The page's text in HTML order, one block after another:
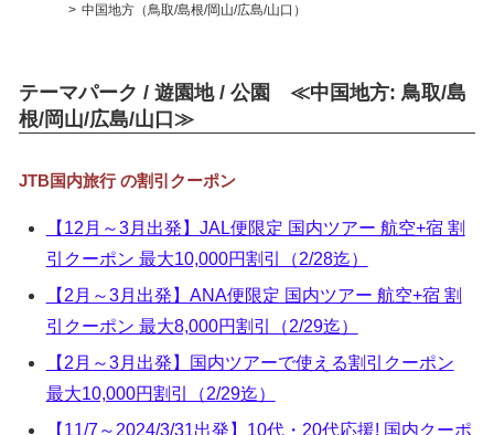
▼
▼
中国地方（鳥取/島根/岡山/広島/山口）
テーマパーク / 遊園地 / 公園 ≪中国地方: 鳥取/島
根/岡山/広島/山口≫
JTB国内旅行 の割引クーポン
【12月～3月出発】JAL便限定 国内ツアー 航空+宿 割
引クーポン 最大10,000円割引（2/28迄）
【2月～3月出発】ANA便限定 国内ツアー 航空+宿 割
引クーポン 最大8,000円割引（2/29迄）
【2月～3月出発】国内ツアーで使える割引クーポン
最大10,000円割引（2/29迄）
【11/7～2024/3/31出発】10代・20代応援! 国内クーポ